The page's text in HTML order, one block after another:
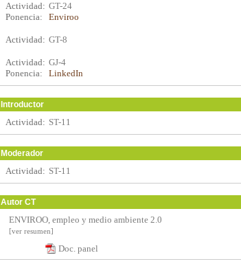
Actividad: GT-24
Ponencia:
Enviroo
Actividad: GT-8
Actividad: GJ-4
Ponencia:
LinkedIn
Introductor
Actividad: ST-11
Moderador
Actividad: ST-11
Autor CT
ENVIROO, empleo y medio ambiente 2.0
[ver resumen]
Doc. panel